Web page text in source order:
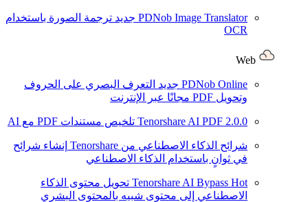
PDNob Image Translator جديد ترجمة الصورة باستخدام
OCR
PDNob Online جديد التعرف البصري على الحروف
وتحويل PDF مجانًا عبر الإنترنت
Tenorshare AI PDF 2.0.0 تلخيص مستندات PDF مع AI
شرائح الذكاء الاصطناعي من Tenorshare
إنشاء شرائح
في ثوانٍ باستخدام الذكاء الاصطناعي
Tenorshare AI Bypass Hot
تحويل محتوى الذكاء
الاصطناعي إلى محتوى شبيه بالمحتوى البشري